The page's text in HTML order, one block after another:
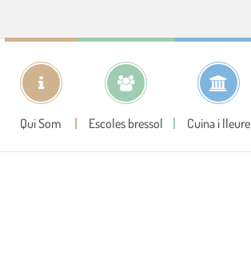
Qui Som Escoles bressol Cuina i lleure